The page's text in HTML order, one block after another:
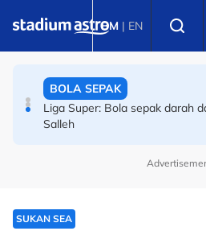
BM | EN
Bola sepak Korea Selatan
BOLA SEPAK
Liga Super: Bola sepak darah
Salleh
SUKAN SEA